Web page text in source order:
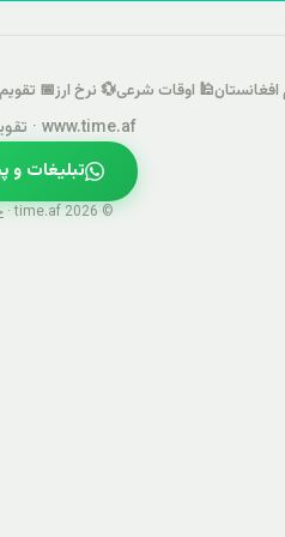
افغانستان🕌 اوقات شرعی💱 نرخ ارز📅 تقویم
www.time.af · تقویم افغانستان ❤
تبلیغات و
© 2026 time.af ·